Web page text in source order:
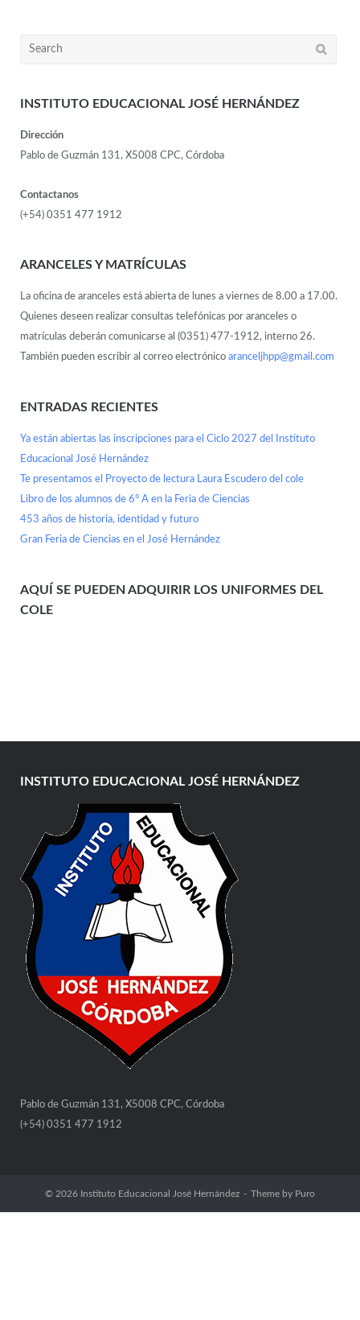
INSTITUTO EDUCACIONAL JOSÉ HERNÁNDEZ
Dirección
Pablo de Guzmán 131, X5008 CPC, Córdoba
Contactanos
(+54) 0351 477 1912
ARANCELES Y MATRÍCULAS
La oficina de aranceles está abierta de lunes a viernes de 8.00 a 17.00.
Quienes deseen realizar consultas telefónicas por aranceles o
matrículas deberán comunicarse al (0351) 477-1912, interno 26.
También pueden escribir al correo electrónico aranceljhpp@gmail.com
ENTRADAS RECIENTES
Ya están abiertas las inscripciones para el Ciclo 2027 del Instituto
Educacional José Hernández
Te presentamos el Proyecto de lectura Laura Escudero del cole
Libro de los alumnos de 6° A en la Feria de Ciencias
453 años de historia, identidad y futuro
Gran Feria de Ciencias en el José Hernández
AQUÍ SE PUEDEN ADQUIRIR LOS UNIFORMES DEL
COLE
INSTITUTO EDUCACIONAL JOSÉ HERNÁNDEZ
Pablo de Guzmán 131, X5008 CPC, Córdoba
(+54) 0351 477 1912
© 2026 Instituto Educacional José Hernández Theme by Puro